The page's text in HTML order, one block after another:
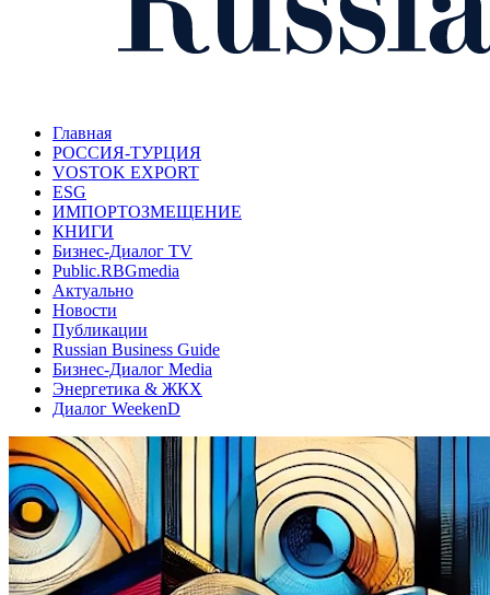
Главная
РОССИЯ-ТУРЦИЯ
VOSTOK EXPORT
ESG
ИМПОРТОЗМЕЩЕНИЕ
КНИГИ
Бизнес-Диалог TV
Public.RBGmedia
Актуально
Новости
Публикации
Russian Business Guide
Бизнес-Диалог Media
Энергетика & ЖКХ
Диалог WeekenD